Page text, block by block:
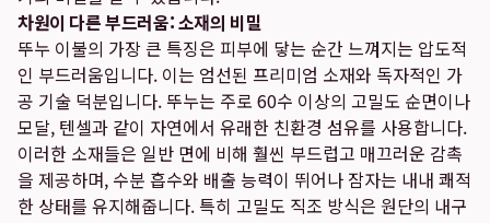
차원이 다른 부드러움: 소재의 비밀
뚜누 이불의 가장 큰 특징은 피부에 닿는 순간 느껴지는 압도적
인 부드러움입니다. 이는 엄선된 프리미엄 소재와 독자적인 가
공 기술 덕분입니다. 뚜누는 주로 60수 이상의 고밀도 순면이나
모달, 텐셀과 같이 자연에서 유래한 친환경 섬유를 사용합니다.
이러한 소재들은 일반 면에 비해 훨씬 부드럽고 매끄러운 감촉
을 제공하며, 수분 흡수와 배출 능력이 뛰어나 잠자는 내내 쾌적
한 상태를 유지해줍니다. 특히 고밀도 직조 방식은 원단의 내구